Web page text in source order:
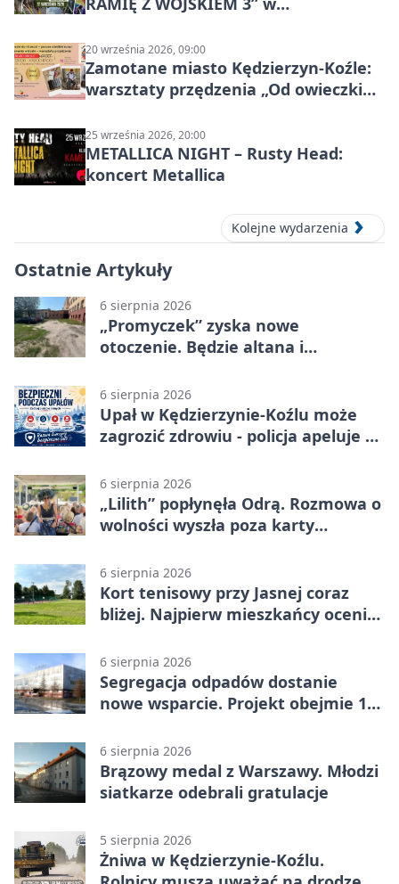
20 września 2026, 09:00
Zamotane miasto Kędzierzyn-Koźle:
warsztaty przędzenia „Od owieczki
25 września 2026, 20:00
METALLICA NIGHT – Rusty Head:
koncert Metallica
Kolejne wydarzenia
Ostatnie Artykuły
6 sierpnia 2026
„Promyczek” zyska nowe
otoczenie. Będzie altana i
6 sierpnia 2026
Upał w Kędzierzynie-Koźlu może
zagrozić zdrowiu - policja apeluje o
6 sierpnia 2026
„Lilith” popłynęła Odrą. Rozmowa o
wolności wyszła poza karty
6 sierpnia 2026
Kort tenisowy przy Jasnej coraz
bliżej. Najpierw mieszkańcy ocenią
6 sierpnia 2026
Segregacja odpadów dostanie
nowe wsparcie. Projekt obejmie 15
6 sierpnia 2026
Brązowy medal z Warszawy. Młodzi
siatkarze odebrali gratulacje
5 sierpnia 2026
Żniwa w Kędzierzynie-Koźlu.